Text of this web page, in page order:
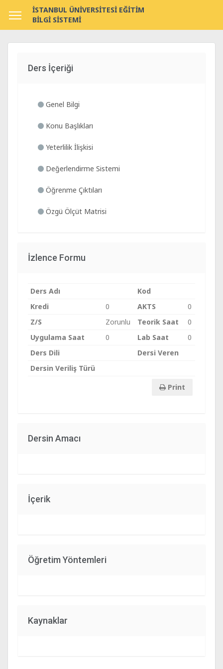
İSTANBUL ÜNİVERSİTESİ EĞİTİM
BİLGİ SİSTEMİ
Ders İçeriği
Genel Bilgi
Konu Başlıkları
Yeterlilik İlişkisi
Değerlendirme Sistemi
Öğrenme Çıktıları
Özgü Ölçüt Matrisi
İzlence Formu
Ders Adı
Kod
Kredi
0 AKTS
0
Z/S
Zorunlu Teorik Saat
0
Uygulama Saat
0 Lab Saat
0
Ders Dili
Dersi Veren
Dersin Veriliş Türü
Print
Dersin Amacı
İçerik
Öğretim Yöntemleri
Kaynaklar